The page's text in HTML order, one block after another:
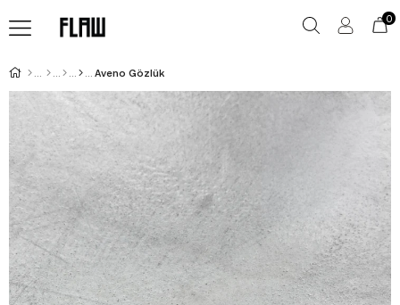
0
Aveno Gözlük